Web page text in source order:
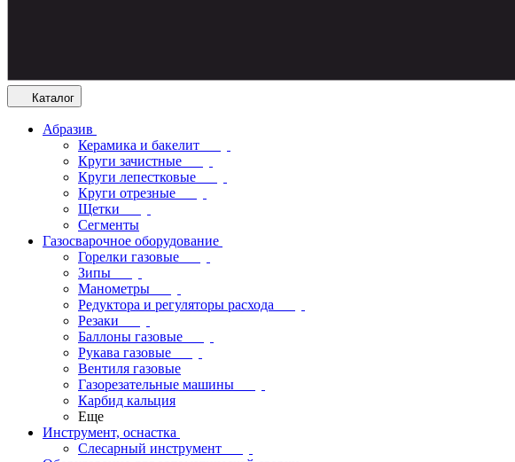
Каталог
Абразив
Керамика и бакелит
Круги зачистные
Круги лепестковые
Круги отрезные
Щетки
Сегменты
Газосварочное оборудование
Горелки газовые
Зипы
Манометры
Редуктора и регуляторы расхода
Резаки
Баллоны газовые
Рукава газовые
Вентиля газовые
Газорезательные машины
Карбид кальция
Еще
Инструмент, оснастка
Слесарный инструмент